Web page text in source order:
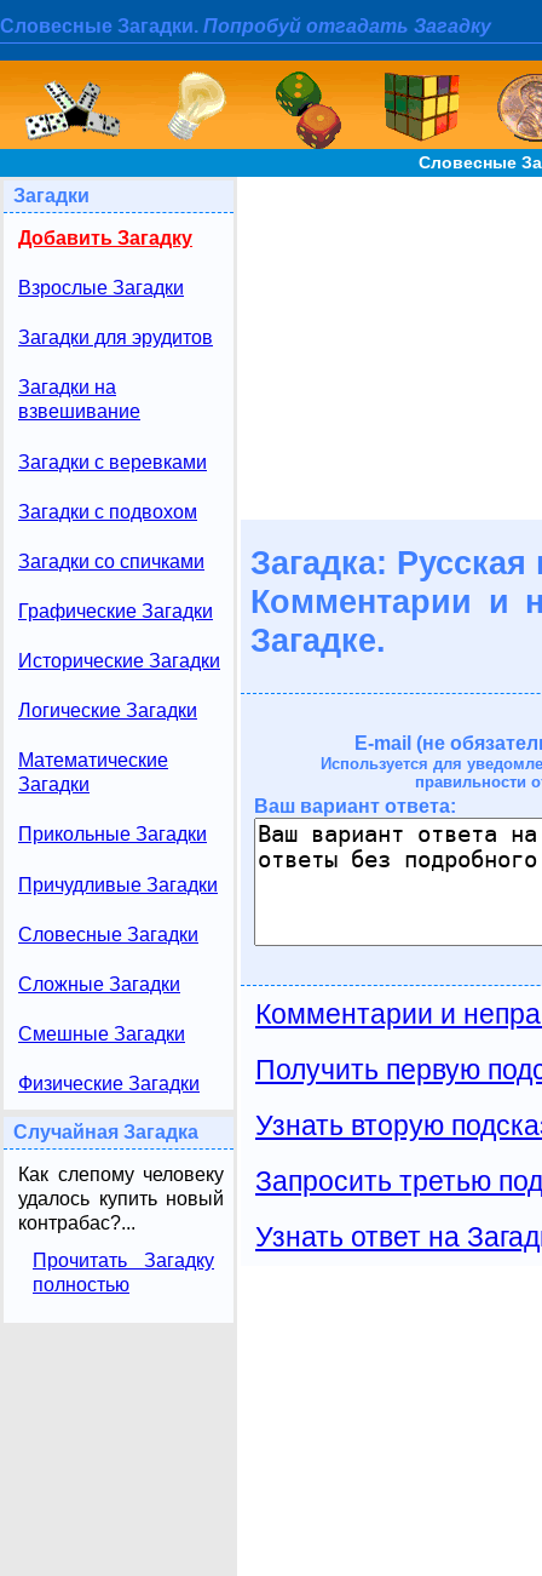
Словесные Загадки. Попробуй отгадать Загадку
Словесные
Загадки
Добавить Загадку
Взрослые Загадки
Загадки для эрудитов
Загадки на
взвешивание
Загадки с веревками
Загадки с подвохом
Загадки со спичками
Графические Загадки
Исторические Загадки
Логические Загадки
Математические
Загадки
Прикольные Загадки
Причудливые Загадки
Словесные Загадки
Сложные Загадки
Смешные Загадки
Физические Загадки
Случайная Загадка
Как слепому человеку
удалось купить новый
контрабас?...
Прочитать Загадку
полностью
Загадка:
Комментарии и
Загадке.
E-mail (не
Используется для
правильности
Ваш вариант ответа:
Комментарии и
Получить первую
Узнать вторую
Запросить третью
Узнать ответ на